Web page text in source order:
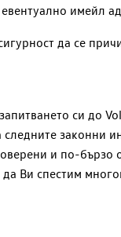
имейл
да се
си до
следните законни
и по-бързо
Ви спестим